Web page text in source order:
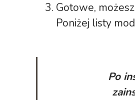
Gotowe,
Poniżej listy
Po